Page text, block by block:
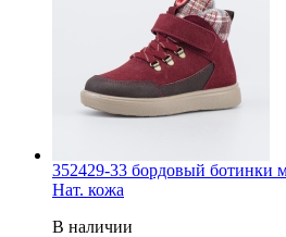
352429-33 бордовый ботинки
Нат. кожа
В наличии